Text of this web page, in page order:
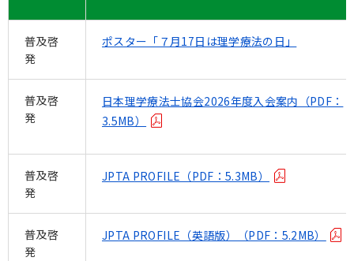
普及啓
発
ポスター「７月17日は理学療法の日」
普及啓
発
日本理学療法士協会2026年度入会案内（PDF：
3.5MB）
普及啓
発
JPTA PROFILE（PDF：5.3MB）
普及啓
発
JPTA PROFILE（英語版）（PDF：5.2MB）